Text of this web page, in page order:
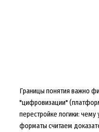
Границы понятия важно
"цифровизации"
перестройке логики:
форматы считаем